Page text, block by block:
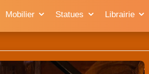
Mobilier Statues Librairie